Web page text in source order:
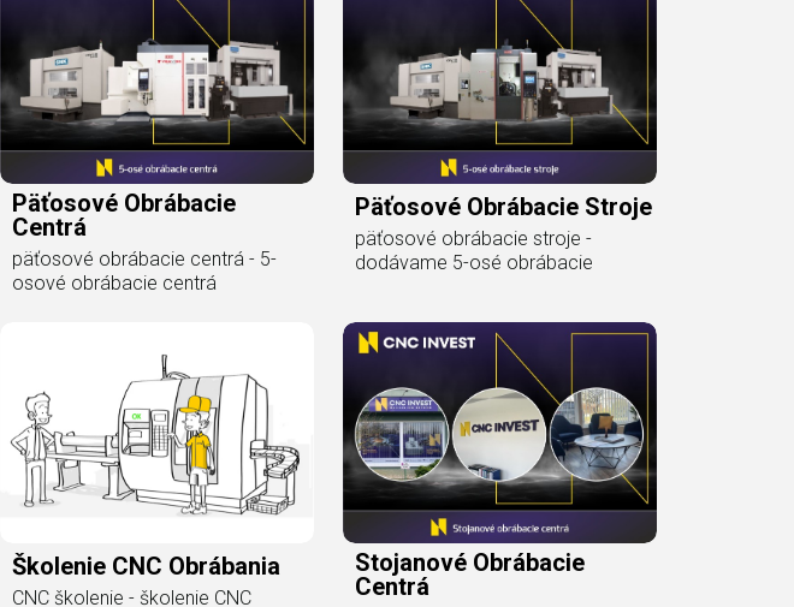
Päťosové Obrábacie
Centrá
päťosové obrábacie centrá - 5-
osové obrábacie centrá
Päťosové Obrábacie Stroje
päťosové obrábacie stroje -
dodávame 5-osé obrábacie
Školenie CNC Obrábania
CNC školenie - školenie CNC
Stojanové Obrábacie
Centrá